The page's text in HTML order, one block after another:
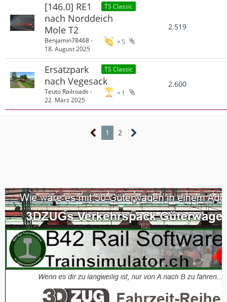
TS Classic
[146.0] RE1
nach Norddeich
Mole T2
5
Benjamin78468-
18. August 2025
2.519
TS Classic
Ersatzpark
nach Vegesack
1
Teuto Railroads -
22. März 2025
2.600
1 2